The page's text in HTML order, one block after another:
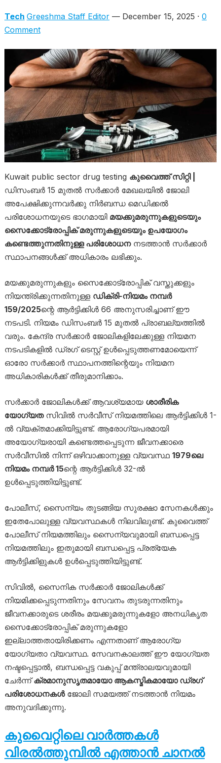
Tech Greeshma Staff Editor— December 15, 2025 · 0
Comment
Kuwait public sector drug testing കുവൈത്ത് സിറ്റി |
ഡിസംബർ 15 മുതൽ സർക്കാർ മേഖലയിൽ ജോലി
അപേക്ഷിക്കുന്നവർക്കു നിർബന്ധ മെഡിക്കൽ
പരിശോധനയുടെ ഭാഗമായി മയക്കുമരുന്നുകളുടെയും
സൈക്കോട്രോപ്പിക് മരുന്നുകളുടെയും ഉപയോഗം
കണ്ടെത്തുന്നതിനുള്ള പരിശോധനനടത്താൻ സർക്കാർ
സ്ഥാപനങ്ങൾക്ക് അധികാരം ലഭിക്കും.
മയക്കുമരുന്നുകളും സൈക്കോട്രോപ്പിക് വസ്തുക്കളും
നിയന്ത്രിക്കുന്നതിനുള്ള ഡിക്രി-നിയമം നമ്പർ
159/2025ന്റെ ആർട്ടിക്കിൾ 66 അനുസരിച്ചാണ് ഈ
നടപടി. നിയമം ഡിസംബർ 15 മുതൽ പ്രാബല്യത്തിൽ
വരും. കേന്ദ്ര സർക്കാർ ജോലികളിലേക്കുള്ള നിയമന
നടപടികളിൽ ഡ്രഗ് ടെസ്റ്റ് ഉൾപ്പെടുത്തണമോയെന്ന്
ഓരോ സർക്കാർ സ്ഥാപനത്തിന്റെയും നിയമന
അധികാരികൾക്ക് തീരുമാനിക്കാം.
സർക്കാർ ജോലികൾക്ക് ആവശ്യമായ ശാരീരിക
യോഗ്യതസിവിൽ സർവീസ് നിയമത്തിലെ ആർട്ടിക്കിൾ 1-
ൽ വ്യക്തമാക്കിയിട്ടുണ്ട്. ആരോഗ്യപരമായി
അയോഗ്യരായി കണ്ടെത്തപ്പെടുന്ന ജീവനക്കാരെ
സർവീസിൽ നിന്ന് ഒഴിവാക്കാനുള്ള വ്യവസ്ഥ 1979ലെ
നിയമം നമ്പർ 15ന്റെ ആർട്ടിക്കിൾ 32-ൽ
ഉൾപ്പെടുത്തിയിട്ടുണ്ട്.
പോലീസ്, സൈന്യം തുടങ്ങിയ സുരക്ഷാ സേനകൾക്കും
ഇതേപോലുള്ള വ്യവസ്ഥകൾ നിലവിലുണ്ട്. കുവൈത്ത്
പോലീസ് നിയമത്തിലും സൈന്യവുമായി ബന്ധപ്പെട്ട
നിയമത്തിലും ഇതുമായി ബന്ധപ്പെട്ട പ്രത്യേക
ആർട്ടിക്കിളുകൾ ഉൾപ്പെടുത്തിയിട്ടുണ്ട്.
സിവിൽ, സൈനിക സർക്കാർ ജോലികൾക്ക്
നിയമിക്കപ്പെടുന്നതിനും സേവനം തുടരുന്നതിനും
ജീവനക്കാരുടെ ശരീരം മയക്കുമരുന്നുകളോ അനധികൃത
സൈക്കോട്രോപ്പിക് മരുന്നുകളോ
ഇല്ലാത്തതായിരിക്കണം എന്നതാണ് ആരോഗ്യ
യോഗ്യതാ വ്യവസ്ഥ. സേവനകാലത്ത് ഈ യോഗ്യത
നഷ്ടപ്പെട്ടാൽ, ബന്ധപ്പെട്ട വകുപ്പ് മന്ത്രാലയവുമായി
ചേർന്ന്ക്രമാനുസൃതമായോ ആകസ്മികമായോ ഡ്രഗ്
പരിശോധനകൾജോലി സമയത്ത് നടത്താൻ നിയമം
അനുവദിക്കുന്നു.
കുവൈറ്റിലെ വാർത്തകൾ
വിരൽത്തുമ്പിൽ എത്താൻ ചാനൽ